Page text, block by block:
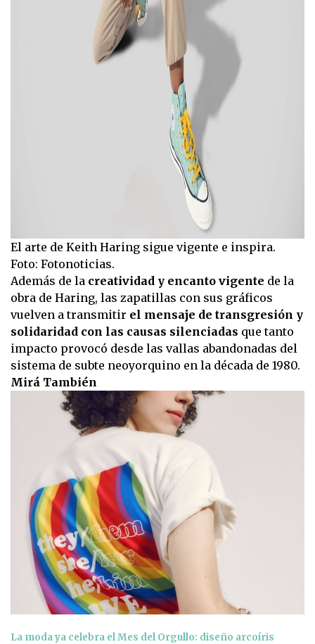
El arte de Keith Haring sigue vigente e inspira.
Foto: Fotonoticias.
Además de la creatividad y encanto vigente de la
obra de Haring, las zapatillas con sus gráficos
vuelven a transmitir el mensaje de transgresión y
solidaridad con las causas silenciadas que tanto
impacto provocó desde las vallas abandonadas del
sistema de subte neoyorquino en la década de 1980.
Mirá También
La moda ya celebra el Mes del Orgullo: diseño arcoíris